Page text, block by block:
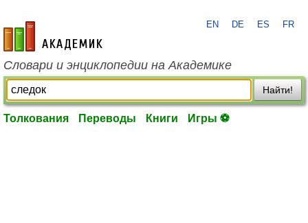
academic.ru
EN DE ES FR
Словари и энциклопедии на Академике
Найти!
Толкования Переводы Книги Игры ⚽